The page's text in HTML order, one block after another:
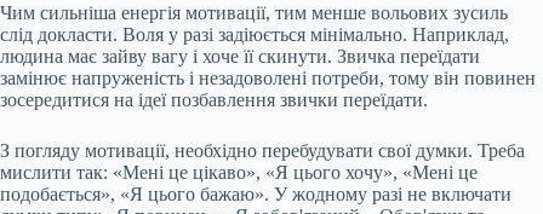
Чим сильніша енергія мотивації, тим менше вольових зусиль
слід докласти. Воля у разі задіюється мінімально. Наприклад,
людина має зайву вагу і хоче її скинути. Звичка переїдати
замінює напруженість і незадоволені потреби, тому він повинен
зосередитися на ідеї позбавлення звички переїдати.
З погляду мотивації, необхідно перебудувати свої думки. Треба
мислити так: «Мені це цікаво», «Я цього хочу», «Мені це
подобається», «Я цього бажаю». У жодному разі не включати